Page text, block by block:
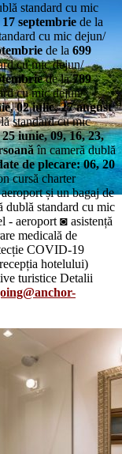
standard cu mic
septembrie de la
cu mic dejun/
de la 699
cu mic dejun/
de la789
cu mic dejun/
02 iulie, 27 august
standard cu mic
iunie, 09, 16, 23,
în cameră dublă
de plecare: 06, 20
cursă charter
și un bagaj de
dublă standard cu mic
- aeroport ◙ asistență
medicală de
COVID-19
hotelului)
turistice Detalii